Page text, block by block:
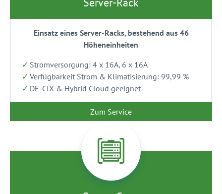
Einsatz eines Server-Racks, bestehend aus 46
Höheneinheiten
Stromversorgung: 4 x 16A, 6 x 16A
Verfügbarkeit Strom & Klimatisierung: 99,99 %
DE-CIX & Hybrid Cloud geeignet
Zum Service